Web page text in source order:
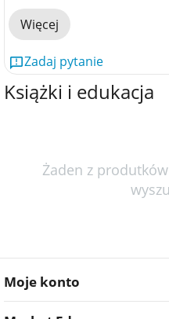
Książki i edukacja
Żaden z
Więcej
Zadaj pytanie
Moje konto